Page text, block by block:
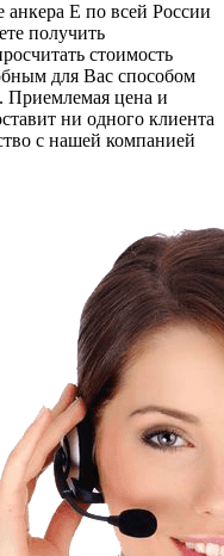
Е по всей России
получить
стоимость
для Вас способом
Приемлемая цена и
ни одного клиента
с нашей компанией